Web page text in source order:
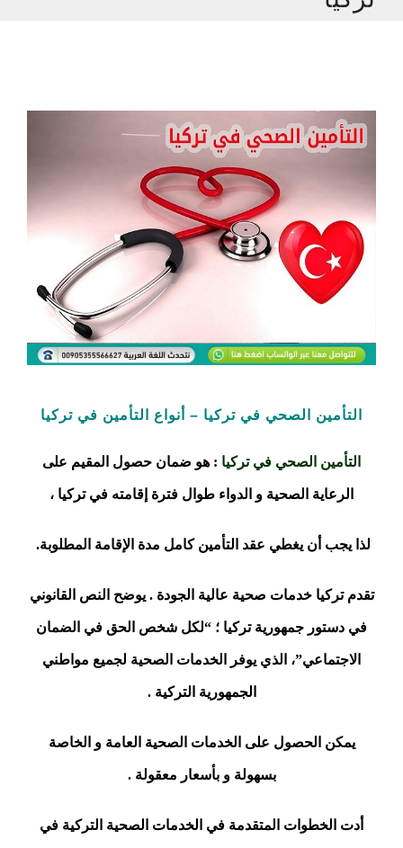
التأمين الصحي في تركيا – أنواع التأمين في تركيا
التأمين الصحي في تركيا : هو ضمان حصول المقيم على
الرعاية الصحية و الدواء طوال فترة إقامته في تركيا ،
لذا يجب أن يغطي عقد التأمين كامل مدة الإقامة المطلوبة.
تقدم تركيا خدمات صحية عالية الجودة . يوضح النص القانوني
في دستور جمهورية تركيا ؛ “لكل شخص الحق في الضمان
الاجتماعي”، الذي يوفر الخدمات الصحية لجميع مواطني
الجمهورية التركية .
يمكن الحصول على الخدمات الصحية العامة و الخاصة
بسهولة و بأسعار معقولة .
أدت الخطوات المتقدمة في الخدمات الصحية التركية في